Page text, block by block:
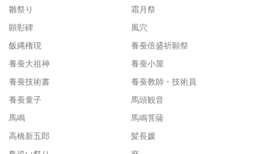
雛祭り
霜月祭
顕彰碑
風穴
飯縄権現
養蚕倍盛祈願祭
養蚕大祖神
養蚕小屋
養蚕技術書
養蚕教師・技術員
養蚕童子
馬頭観音
馬鳴
馬鳴菩薩
高橋新五郎
髪長媛